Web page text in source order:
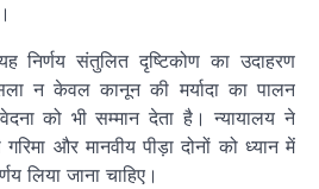
निर्णय संतुलित दृष्टिकोण का उदाहरण
न केवल कानून की मर्यादा का पालन
को भी सम्मान देता है। न्यायालय ने
और मानवीय पीड़ा दोनों को ध्यान में
लिया जाना चाहिए।